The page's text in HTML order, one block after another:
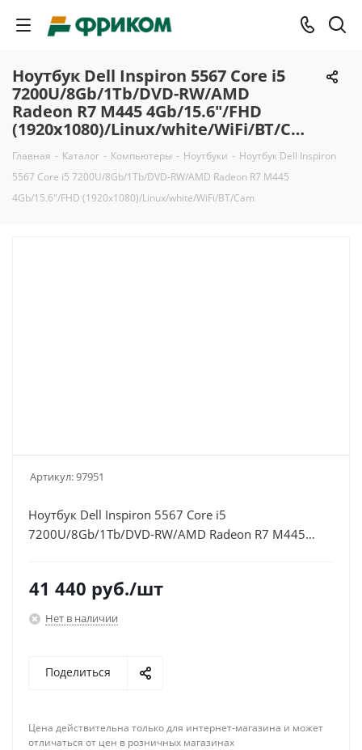
Ноутбук Dell Inspiron 5567 Core i5
7200U/8Gb/1Tb/DVD-RW/AMD
Radeon R7 M445 4Gb/15.6"/FHD
(1920x1080)/Linux/white/WiFi/BT/Cam
Главная - Каталог - Компьютеры - Ноутбуки - Ноутбук Dell Inspiron
5567 Core i5 7200U/8Gb/1Tb/DVD-RW/AMD Radeon R7 M445
4Gb/15.6"/FHD (1920x1080)/Linux/white/WiFi/BT/Cam
Артикул:97951
Ноутбук Dell Inspiron 5567 Core i5
7200U/8Gb/1Tb/DVD-RW/AMD Radeon R7 M445
41 440 руб./шт
Нет в наличии
Поделиться
Цена действительна только для интернет-магазина и может
отличаться от цен в розничных магазинах